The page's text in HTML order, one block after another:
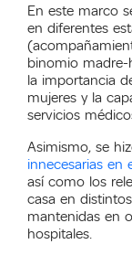
En este marco
en diferentes
binomio madre-
la importancia
mujeres y la
servicios
Asimismo, se
innecesarias en
así como los
casa en
mantenidas en
hospitales.